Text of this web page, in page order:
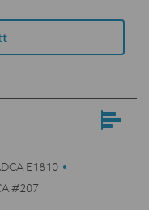
E1810
#207